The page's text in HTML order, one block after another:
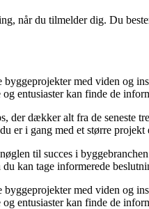
når du tilmelder dig. Du
med viden og
entusiaster kan finde de
der dækker alt fra de seneste
er i gang med et større
til succes i
kan tage informerede
med viden og
entusiaster kan finde de